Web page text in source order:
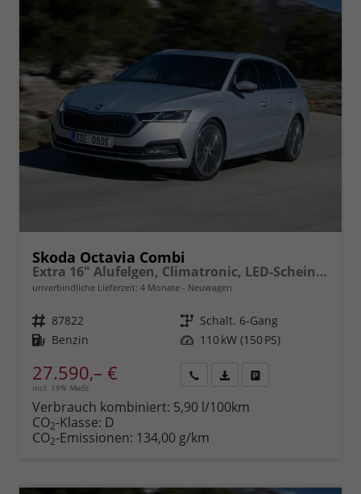
Skoda Octavia Combi
Extra 16" Alufelgen, Climatronic, LED-Scheinwerfer, Parksensoren hinten, Radio 10" + Wireless Smartlink, Tempomat, Multifunktions-Lederlenkrad, Dachreling uvm.
unverbindliche Lieferzeit: 4 Monate Neuwagen
Fahrzeugnr. 87822 Getriebe Schalt. 6-Gang
Kraftstoff Benzin Leistung 110 kW (150 PS)
27.590,– €
incl. 19% MwSt.
anfordern
Datei,
Verbrauch kombiniert: 5,90 l/100km
CO2-Klasse: D
CO2-Emissionen: 134,00 g/km